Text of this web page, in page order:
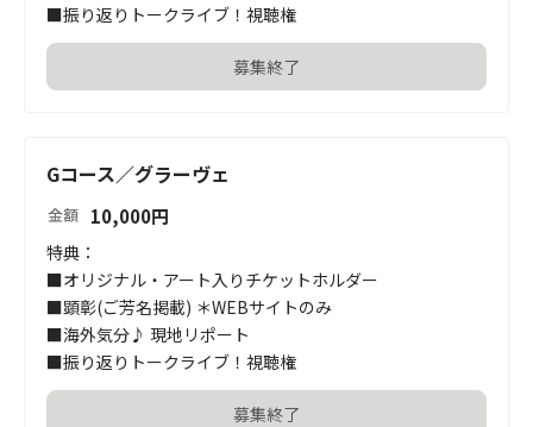
■振り返りトークライブ！視聴権
募集終了
Gコース／グラーヴェ
金額 10,000円
特典：
■オリジナル・アート入りチケットホルダー
■顕彰(ご芳名掲載) ＊WEBサイトのみ
■海外気分♪ 現地リポート
■振り返りトークライブ！視聴権
募集終了